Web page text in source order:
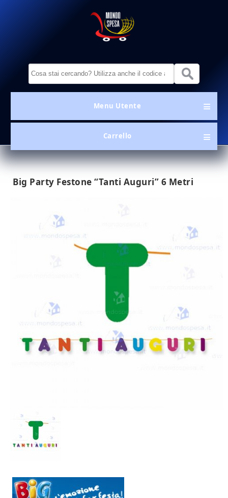
MondoSpesa.it
Form di ricerca
Menu Utente
Carrello
Big Party Festone “Tanti Auguri” 6 Metri